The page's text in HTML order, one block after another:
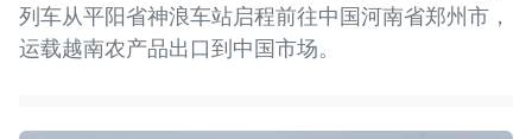
列车从平阳省神浪车站启程前往中国河南省郑州市，
运载越南农产品出口到中国市场。